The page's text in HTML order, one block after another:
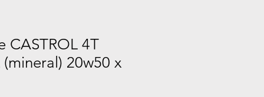
CASTROL 4T
(mineral) 20w50 x